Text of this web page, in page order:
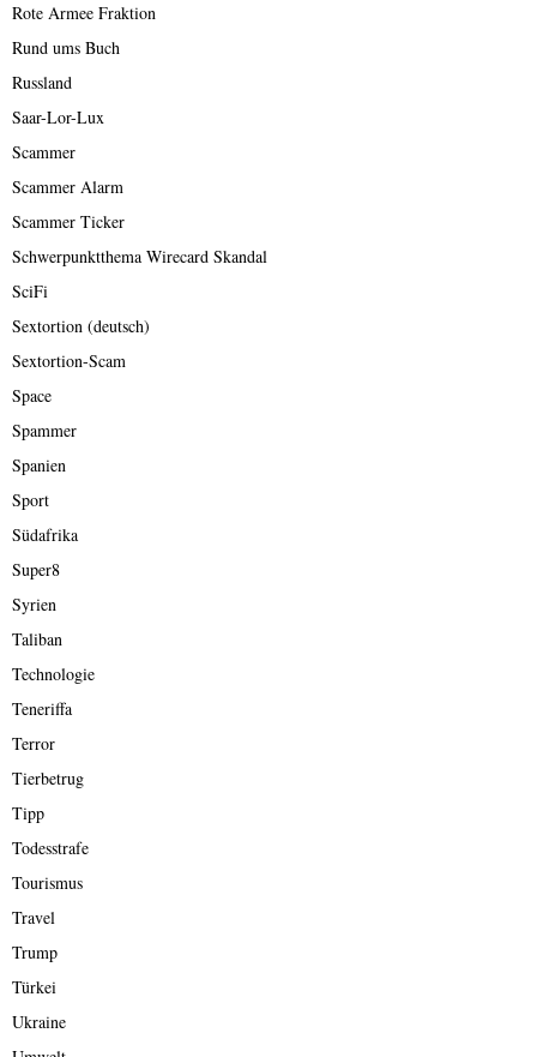
Rote Armee Fraktion
Rund ums Buch
Russland
Saar-Lor-Lux
Scammer
Scammer Alarm
Scammer Ticker
Schwerpunktthema Wirecard Skandal
SciFi
Sextortion (deutsch)
Sextortion-Scam
Space
Spammer
Spanien
Sport
Südafrika
Super8
Syrien
Taliban
Technologie
Teneriffa
Terror
Tierbetrug
Tipp
Todesstrafe
Tourismus
Travel
Trump
Türkei
Ukraine